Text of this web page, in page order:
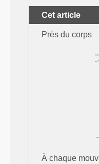
Cet article
Près du corps
À chaque